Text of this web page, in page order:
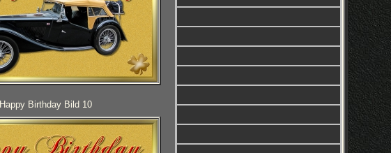
Happy Birthday Bild 10